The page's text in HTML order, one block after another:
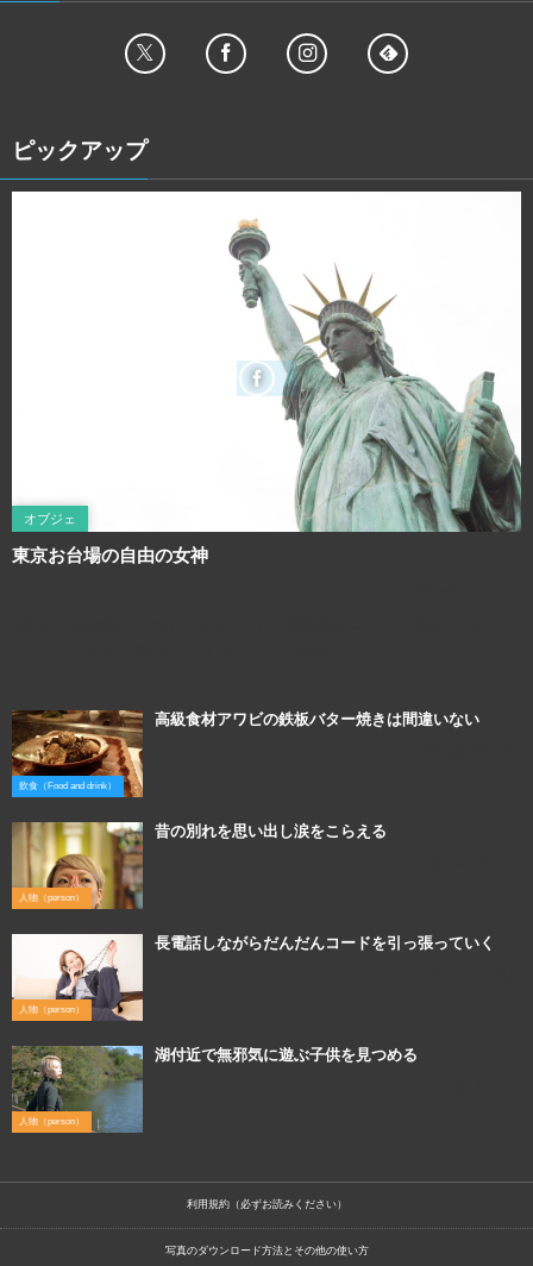
ピックアップ
オブジェ
東京お台場の自由の女神
飲食（Food and drink）
高級食材アワビの鉄板バター焼きは間違いない
人物（person）
昔の別れを思い出し涙をこらえる
人物（person）
長電話しながらだんだんコードを引っ張っていく
人物（person）
湖付近で無邪気に遊ぶ子供を見つめる
利用規約（必ずお読みください）
写真のダウンロード方法とその他の使い方